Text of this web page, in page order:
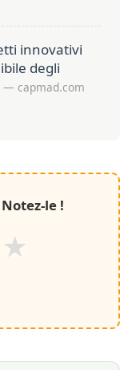
innovativi
degli
— capmad.com
le !
★